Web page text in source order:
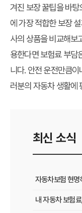
겨진 보장 꿀팁을 바
에 가장 적합한 보장
사의 상품을 비교해보
용한다면 보험료 부담
니다. 안전 운전만큼
러분의 자동차 생활에
최신 소식
자동차보험 현명
내 자동차 보험